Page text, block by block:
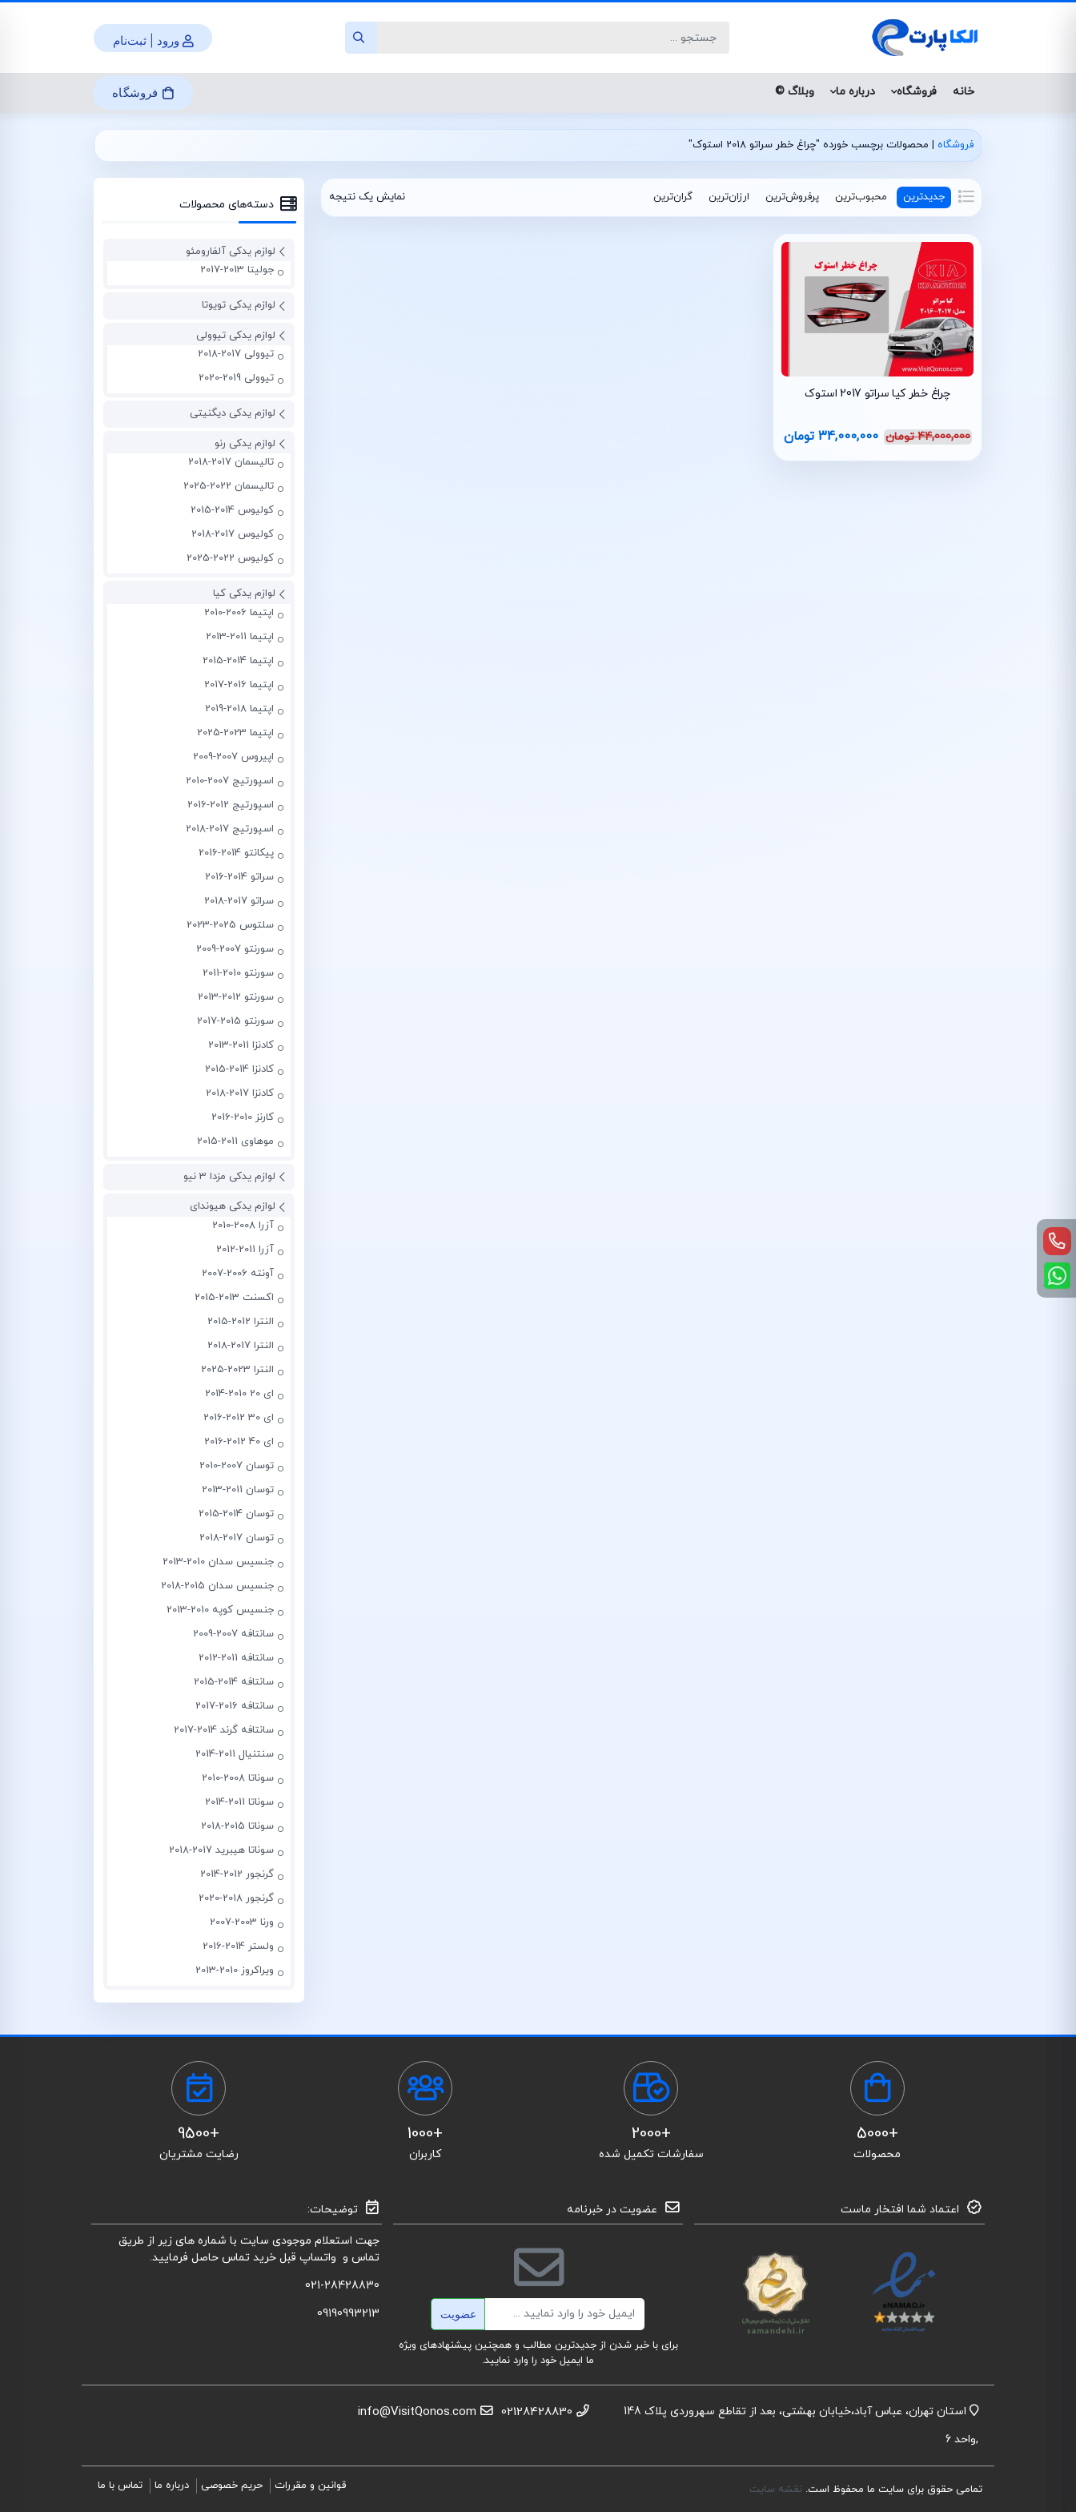
ورود | ثبت‌نام
خانه فروشگاه درباره ما وبلاگ © فروشگاه
فروشگاه | محصولات برچسب خورده "چراغ خطر سراتو 2018 استوک"
جدیدترین محبوب‌ترین پرفروش‌ترین ارزان‌ترین گران‌ترین نمایش یک نتیجه
چراغ خطر کیا سراتو 2017 استوک
44,000,000 تومان 34,000,000 تومان
دسته‌های محصولات
لوازم یدکی آلفارومئو
جولیتا 2013-2017
لوازم یدکی تویوتا
لوازم یدکی تیوولی
تیوولی 2017-2018
تیوولی 2019-2020
لوازم یدکی دیگنیتی
لوازم یدکی رنو
تالیسمان 2017-2018
تالیسمان 2022-2025
کولیوس 2014-2015
کولیوس 2017-2018
کولیوس 2022-2025
لوازم یدکی کیا
اپتیما 2006-2010
اپتیما 2011-2013
اپتیما 2014-2015
اپتیما 2016-2017
اپتیما 2018-2019
اپتیما 2023-2025
اپیروس 2007-2009
اسپورتیج 2007-2010
اسپورتیج 2012-2016
اسپورتیج 2017-2018
پیکانتو 2014-2016
سراتو 2014-2016
سراتو 2017-2018
سلتوس 2025-2023
سورنتو 2007-2009
سورنتو 2010-2011
سورنتو 2012-2013
سورنتو 2015-2017
کادنزا 2011-2013
کادنزا 2014-2015
کادنزا 2017-2018
کارنز 2010-2016
موهاوی 2011-2015
لوازم یدکی مزدا 3 نیو
لوازم یدکی هیوندای
آزرا 2008-2010
آزرا 2011-2012
آونته 2006-2007
اکسنت 2013-2015
النترا 2012-2015
النترا 2017-2018
النترا 2023-2025
ای 20 2010-2014
ای 30 2012-2016
ای 40 2012-2016
توسان 2007-2010
توسان 2011-2013
توسان 2014-2015
توسان 2017-2018
جنسیس سدان 2010-2013
جنسیس سدان 2015-2018
جنسیس کوپه 2010-2013
سانتافه 2007-2009
سانتافه 2011-2012
سانتافه 2014-2015
سانتافه 2016-2017
سانتافه گرند 2014-2017
سنتنیال 2011-2014
سوناتا 2008-2010
سوناتا 2011-2014
سوناتا 2015-2018
سوناتا هیبرید 2017-2018
گرنجور 2012-2014
گرنجور 2018-2020
ورنا 2003-2007
ولستر 2014-2016
ویراکروز 2010-2013
+5000
محصولات
+2000
سفارشات تکمیل شده
+1000
کاربران
+9500
رضایت مشتریان
اعتماد شما افتخار ماست عضویت در خبرنامه
ایمیل عضویت
برای با خبر شدن از جدیدترین مطالب و همچنین پیشنهادهای ویژه
ما ایمیل خود را وارد نمایید.
توضیحات:
جهت استعلام موجودی سایت با شماره های زیر از طریق
تماس و واتساپ قبل خرید تماس حاصل فرمایید.
021-28428830
09190993213
استان تهران، عباس آباد،خیابان بهشتی، بعد از تقاطع سهروردی پلاک 148
,واحد 6
02128428830
info@VisitQonos.com
تمامی حقوق برای سایت ما محفوظ است. نقشه سایت قوانین و مقررات حریم خصوصی درباره ما تماس با ما